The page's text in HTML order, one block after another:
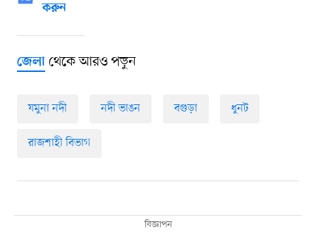
করুন
জেলাথেকে আরও পড়ুন
যমুনা নদী নদী ভাঙন বগুড়া ধুনট
রাজশাহী বিভাগ